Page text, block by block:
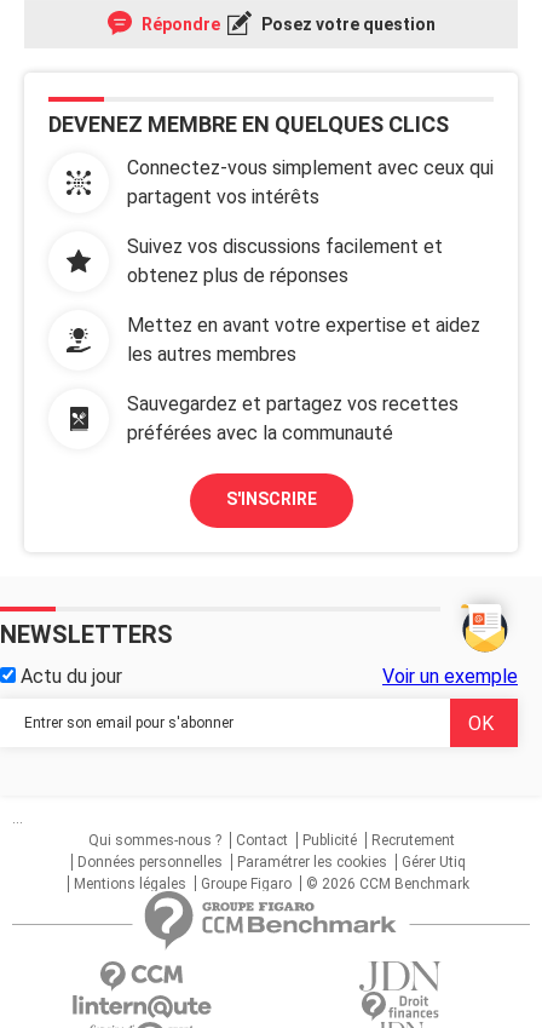
Répondre Posez votre question
DEVENEZ MEMBRE EN QUELQUES CLICS
Connectez-vous simplement avec ceux qui
partagent vos intérêts
Suivez vos discussions facilement et
obtenez plus de réponses
Mettez en avant votre expertise et aidez
les autres membres
Sauvegardez et partagez vos recettes
préférées avec la communauté
S'INSCRIRE
NEWSLETTERS
Actu du jour Voir un exemple
...
Qui sommes-nous ?
Contact Publicité
Recrutement
Données personnelles
Paramétrer les cookies
Gérer Utiq
Mentions légales
Groupe Figaro © 2026 CCM Benchmark